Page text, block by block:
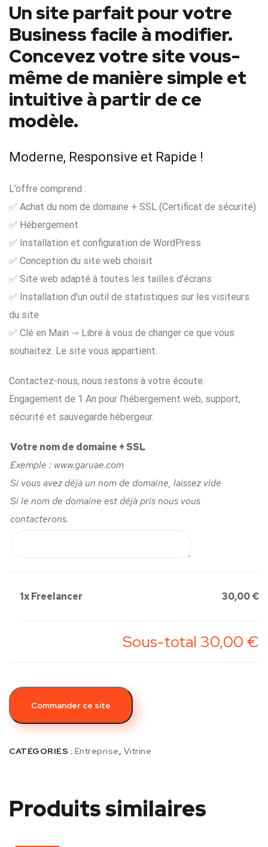
Un site parfait pour votre
Business facile à modifier.
Concevez votre site vous-
même de manière simple et
intuitive à partir de ce
modèle.
Moderne, Responsive et Rapide !
L’offre comprend :
✅ Achat du nom de domaine + SSL (Certificat de sécurité)
✅ Hébergement
✅ Installation et configuration de WordPress
✅ Conception du site web choisit
✅ Site web adapté à toutes les tailles d’écrans
✅ Installation d’un outil de statistiques sur les visiteurs
du site
✅ Clé en Main ⇾ Libre à vous de changer ce que vous
souhaitez. Le site vous appartient.
Contactez-nous, nous restons à votre écoute.
Engagement de 1 An pour l’hébergement web, support,
sécurité et sauvegarde hébergeur.
Votre nom de domaine + SSL
Exemple : www.garuae.com
Si vous avez déjà un nom de domaine, laissez vide
Si le nom de domaine est déjà pris nous vous
contacterons.
1xFreelancer 30,00 €
Sous-total 30,00 €
Commander ce site
CATÉGORIES : Entreprise, Vitrine
Produits similaires